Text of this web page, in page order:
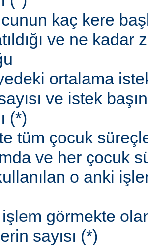
kaç kere
ve ne kadar
ortalama
ve istek
(*)
tüm çocuk
ve her çocuk
o anki
görmekte
sayısı (*)